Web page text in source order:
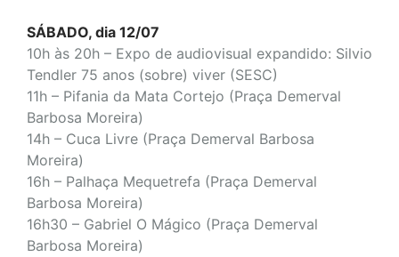
SÁBADO, dia 12/07
10h às 20h – Expo de audiovisual expandido: Silvio
Tendler 75 anos (sobre) viver (SESC)
11h – Pifania da Mata Cortejo (Praça Demerval
Barbosa Moreira)
14h – Cuca Livre (Praça Demerval Barbosa
Moreira)
16h – Palhaça Mequetrefa (Praça Demerval
Barbosa Moreira)
16h30 – Gabriel O Mágico (Praça Demerval
Barbosa Moreira)